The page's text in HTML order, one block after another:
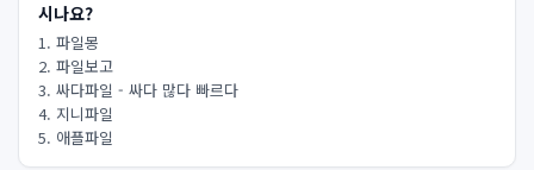
시나요?
1. 파일몽
2. 파일보고
3. 싸다파일 - 싸다 많다 빠르다
4. 지니파일
5. 애플파일